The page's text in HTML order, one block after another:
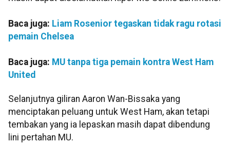
Baca juga: Liam Rosenior tegaskan tidak ragu rotasi
pemain Chelsea
Baca juga: MU tanpa tiga pemain kontra West Ham
United
Selanjutnya giliran Aaron Wan-Bissaka yang
menciptakan peluang untuk West Ham, akan tetapi
tembakan yang ia lepaskan masih dapat dibendung
lini pertahan MU.